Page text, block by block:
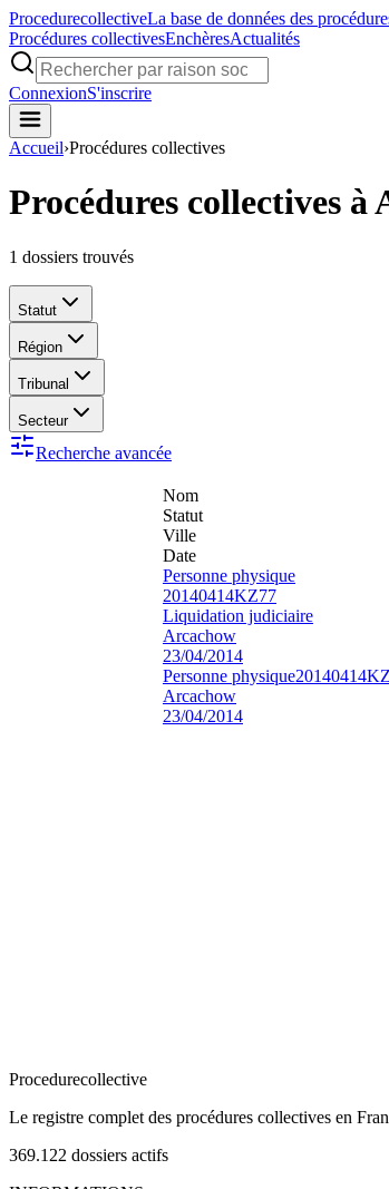
ProcedurecollectiveLa base de données des
Procédures collectivesEnchèresActualités
ConnexionS'inscrire
Accueil›Procédures collectives
Procédures collectives à
1 dossiers trouvés
Statut
Région
Tribunal
Secteur
Recherche avancée
Nom
Statut
Ville
Date
Personne physique
20140414KZ77
Liquidation judiciaire
Arcachow
23/04/2014
Personne physique
Arcachow
23/04/2014
Procedurecollective
Le registre complet des procédures collectives en
369.122 dossiers actifs